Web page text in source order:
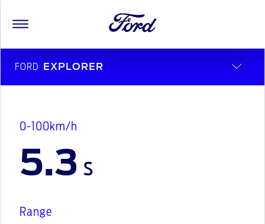
FORD EXPLORER
0-100km/h
5.3 s
Range